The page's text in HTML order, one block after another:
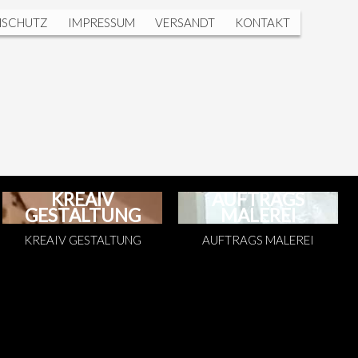
IMPRESSUM VERSANDT KONTAKT
KREAIV
GESTALTUNG
KREAIV GESTALTUNG
AUFTRAGS
MALEREI
AUFTRAGS MALEREI